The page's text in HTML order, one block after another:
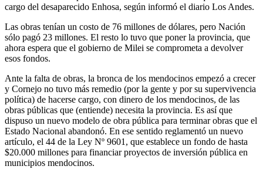
cargo del desaparecido Enhosa, según informó el diario Los Andes.
Las obras tenían un costo de 76 millones de dólares, pero Nación
sólo pagó 23 millones. El resto lo tuvo que poner la provincia, que
ahora espera que el gobierno de Milei se comprometa a devolver
esos fondos.
Ante la falta de obras, la bronca de los mendocinos empezó a crecer
y Cornejo no tuvo más remedio (por la gente y por su supervivencia
política) de hacerse cargo, con dinero de los mendocinos, de las
obras públicas que (entiende) necesita la provincia. Es así que
dispuso un nuevo modelo de obra pública para terminar obras que el
Estado Nacional abandonó. En ese sentido reglamentó un nuevo
artículo, el 44 de la Ley Nº 9601, que establece un fondo de hasta
$20.000 millones para financiar proyectos de inversión pública en
municipios mendocinos.